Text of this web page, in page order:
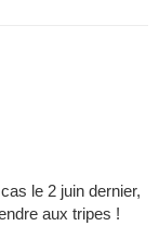
le 2 juin dernier,
aux tripes !